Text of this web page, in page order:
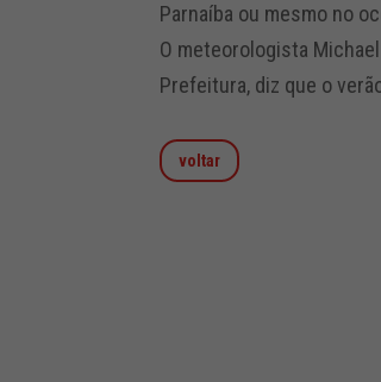
Parnaíba ou mesmo no
O meteorologista Michael
Prefeitura, diz que o
voltar